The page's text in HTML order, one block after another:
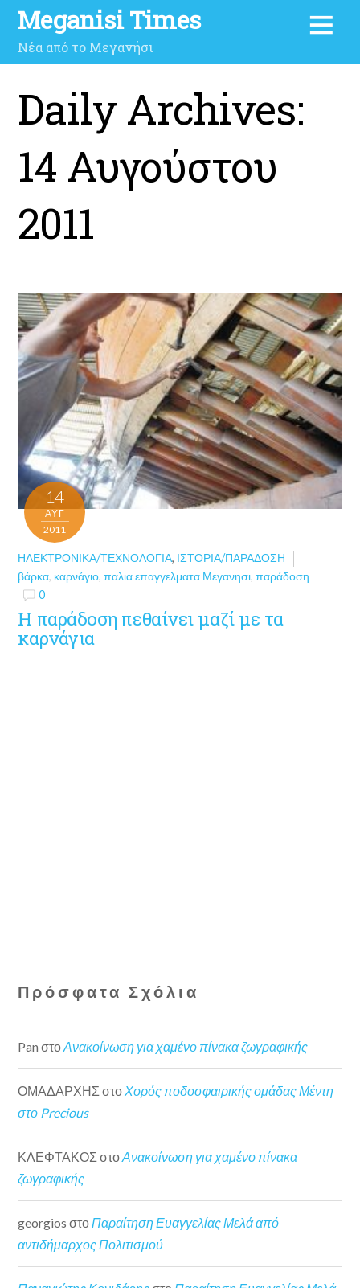
Meganisi Times
Νέα από το Μεγανήσι
Daily Archives:
14 Αυγούστου
2011
14
ΑΥΓ
2011
ΗΛΕΚΤΡΟΝΙΚΆ/ΤΕΧΝΟΛΟΓΊΑ, ΙΣΤΟΡΊΑ/ΠΑΡΆΔΟΣΗ
βάρκα, καρνάγιο,παλια επαγγελματα Μεγανησι,παράδοση
0
Η παράδοση πεθαίνει μαζί με τα
καρνάγια
Πρόσφατα Σχόλια
Pan στοΑνακοίνωση για χαμένο πίνακα ζωγραφικής
ΟΜΑΔΑΡΧΗΣ στοΧορός ποδοσφαιρικής ομάδας Μέντη
στο Precious
ΚΛΕΦΤΑΚΟΣ στοΑνακοίνωση για χαμένο πίνακα
ζωγραφικής
georgios στοΠαραίτηση Ευαγγελίας Μελά από
αντιδήμαρχος Πολιτισμού